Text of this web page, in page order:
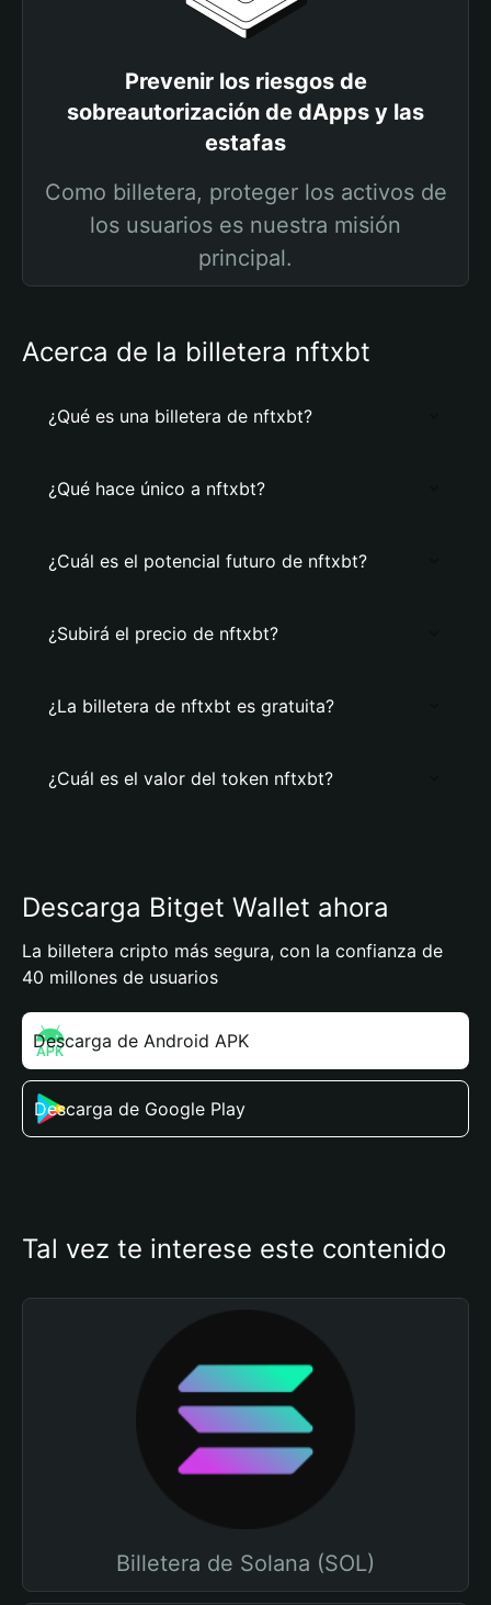
Prevenir los riesgos de
sobreautorización de dApps y las
estafas
Como billetera, proteger los activos de
los usuarios es nuestra misión
principal.
Acerca de la billetera nftxbt
¿Qué es una billetera de nftxbt?
¿Qué hace único a nftxbt?
¿Cuál es el potencial futuro de nftxbt?
¿Subirá el precio de nftxbt?
¿La billetera de nftxbt es gratuita?
¿Cuál es el valor del token nftxbt?
Descarga Bitget Wallet ahora
La billetera cripto más segura, con la confianza de
40 millones de usuarios
Descarga de Android APK
Descarga de Google Play
Tal vez te interese este contenido
Billetera de Solana (SOL)